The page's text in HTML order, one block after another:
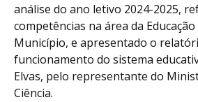
análise do ano letivo 2024-2025,
competências na área da
Município, e apresentado o
funcionamento do sistema
Elvas, pelo representante do
Ciência.